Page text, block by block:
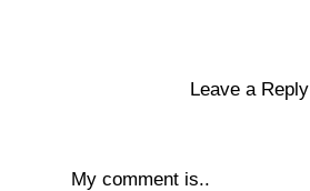
Leave a Reply
My comment is..